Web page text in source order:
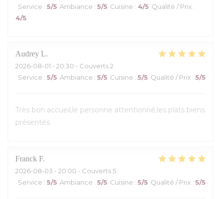
Service : 5/5 Ambiance : 5/5 Cuisine : 4/5 Qualité / Prix :
4/5
Audrey L
2026-08-01 - 20:30 - Couverts 2
Service : 5/5 Ambiance : 5/5 Cuisine : 5/5 Qualité / Prix : 5/5
Très bon accueil,le personne attentionné,les plats biens
présentés
Franck F
2026-08-03 - 20:00 - Couverts 5
Service : 5/5 Ambiance : 5/5 Cuisine : 5/5 Qualité / Prix : 5/5